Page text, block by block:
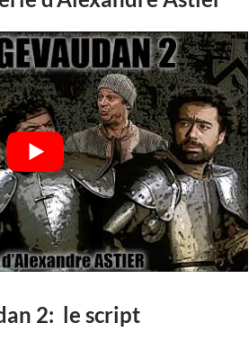
2: le script